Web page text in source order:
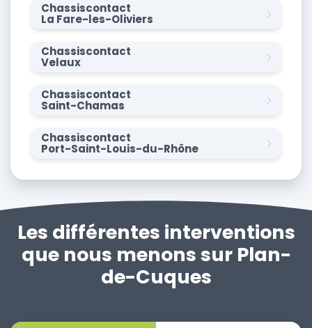
Chassiscontact
La Fare-les-Oliviers
Chassiscontact
Velaux
Chassiscontact
Saint-Chamas
Chassiscontact
Port-Saint-Louis-du-Rhône
Les différentes interventions
que nous menons sur Plan-
de-Cuques